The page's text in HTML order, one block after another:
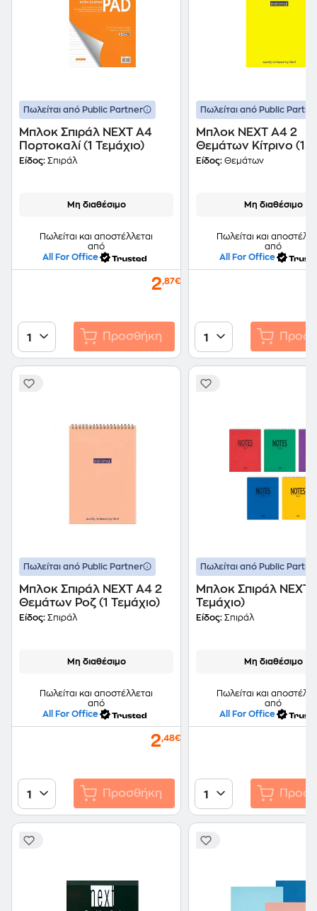
Πωλείται από Public Partner
Μπλοκ Σπιράλ NEXT Α4
Πορτοκαλί (1 Τεμάχιο)
Είδος: Σπιράλ
Μη διαθέσιμο
Πωλείται και αποστέλλεται
από
All For Office
2,87€
1 Προσθήκη
Πωλείται από Public
Μπλοκ NEXT Α4 2
Θεμάτων Κίτρινο (1
Τεμάχιο)
Είδος: Θεμάτων
Μη διαθέσιμο
Πωλείται και
από
All For Office
1
Πωλείται από Public Partner
Μπλοκ Σπιράλ NEXT Α4 2
Θεμάτων Ροζ (1 Τεμάχιο)
Είδος: Σπιράλ
Μη διαθέσιμο
Πωλείται και αποστέλλεται
από
All For Office
2,48€
1 Προσθήκη
Πωλείται από Public
Μπλοκ Σπιράλ NEXT
Τεμάχιο)
Είδος: Σπιράλ
Μη διαθέσιμο
Πωλείται και
από
All For Office
1